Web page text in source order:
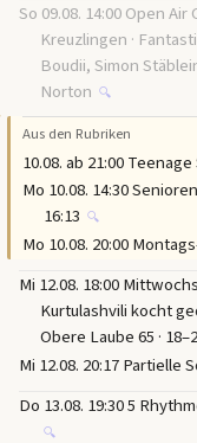
So 09.08. 14:00 Open
Kreuzlingen ·
Boudii, Simon
Norton 🔍
Aus den Rubriken
10.08. ab 21:00
Mo 10.08. 14:30
16:13 🔍
Mo 10.08. 20:00
Mi 12.08. 18:00
Kurtulashvili kocht
Obere Laube 65 ·
Mi 12.08. 20:17 Partielle
Do 13.08. 19:30 5
🔍